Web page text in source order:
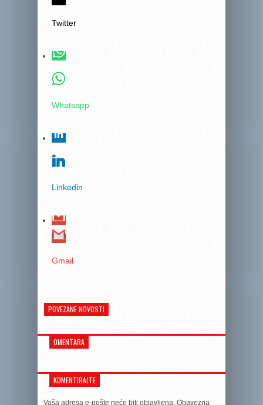
Twitter
Whatsapp
Linkedin
Gmail
POVEZANE NOVOSTI
OMENTARA
KOMENTIRAJTE
Vaša adresa e-pošte neće biti objavljena. Obavezna